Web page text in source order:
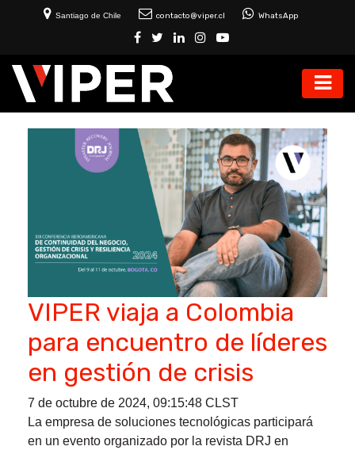
Santiago de Chile contacto@viper.cl WhatsApp
VIPER viaja a Colombia
para encuentro de líderes
en gestión de crisis
7 de octubre de 2024, 09:15:48 CLST
La empresa de soluciones tecnológicas participará
en un evento organizado por la revista DRJ en